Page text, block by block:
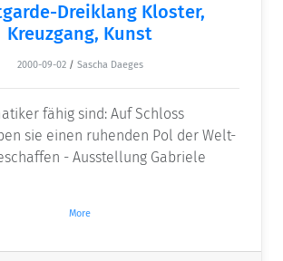
Dreiklang Kloster,
Kreuzgang, Kunst
2000-09-02 / Sascha Daeges
fähig sind: Auf Schloss
sie einen ruhenden Pol der Welt-
- Ausstellung Gabriele
More